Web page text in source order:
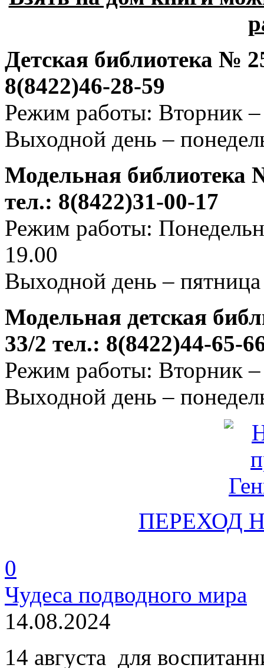
Детская библиотека №
8(8422)46-28-59
Режим работы: Вторник –
Выходной день –
Модельная библиотека
тел.: 8(8422)31-00-17
Режим работы:
19.00
Выходной день – пятница
Модельная детская
33/2 тел.: 8(8422)44-65-
Режим работы: Вторник –
Выходной день –
ПЕРЕХОД
0
Чудеса подводного мира
14.08.2024
14 августа для